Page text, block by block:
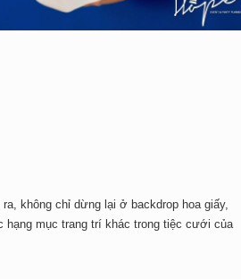
không chỉ dừng lại ở backdrop hoa giấy,
hạng mục trang trí khác trong tiệc cưới của